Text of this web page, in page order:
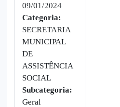
09/01/2024
Categoria:
SECRETARIA
MUNICIPAL
DE
ASSISTÊNCIA
SOCIAL
Subcategoria:
Geral